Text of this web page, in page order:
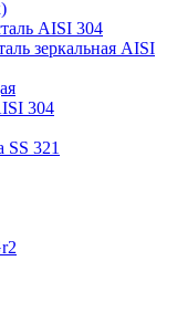
AISI 304
зеркальная AISI
304
321